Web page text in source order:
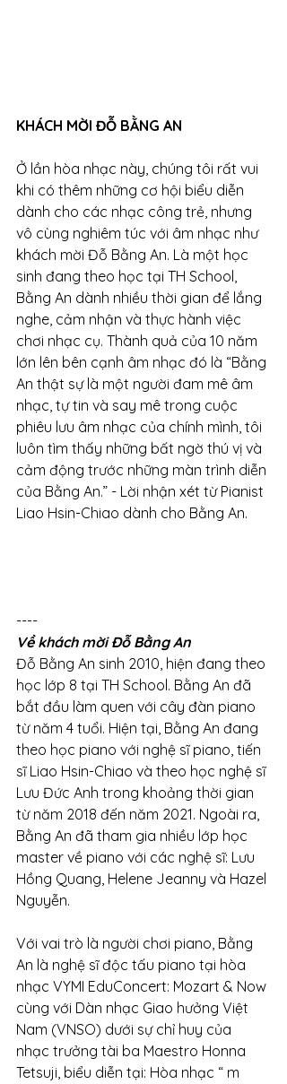
KHÁCH MỜI ĐỖ BẰNG AN
Ở lần hòa nhạc này, chúng tôi rất vui
khi có thêm những cơ hội biểu diễn
dành cho các nhạc công trẻ, nhưng
vô cùng nghiêm túc với âm nhạc như
khách mời Đỗ Bằng An. Là một học
sinh đang theo học tại TH School,
Bằng An dành nhiều thời gian để lắng
nghe, cảm nhận và thực hành việc
chơi nhạc cụ. Thành quả của 10 năm
lớn lên bên cạnh âm nhạc đó là “Bằng
An thật sự là một người đam mê âm
nhạc, tự tin và say mê trong cuộc
phiêu lưu âm nhạc của chính mình, tôi
luôn tìm thấy những bất ngờ thú vị và
cảm động trước những màn trình diễn
của Bằng An.” - Lời nhận xét từ Pianist
Liao Hsin-Chiao dành cho Bằng An.
----
Về khách mời Đỗ Bằng An
Đỗ Bằng An sinh 2010, hiện đang theo
học lớp 8 tại TH School. Bằng An đã
bắt đầu làm quen với cây đàn piano
từ năm 4 tuổi. Hiện tại, Bằng An đang
theo học piano với nghệ sĩ piano, tiến
sĩ Liao Hsin-Chiao và theo học nghệ sĩ
Lưu Đức Anh trong khoảng thời gian
từ năm 2018 đến năm 2021. Ngoài ra,
Bằng An đã tham gia nhiều lớp học
master về piano với các nghệ sĩ: Lưu
Hồng Quang, Helene Jeanny và Hazel
Nguyễn.
Với vai trò là người chơi piano, Bằng
An là nghệ sĩ độc tấu piano tại hòa
nhạc VYMI EduConcert: Mozart & Now
cùng với Dàn nhạc Giao hưởng Việt
Nam (VNSO) dưới sự chỉ huy của
nhạc trưởng tài ba Maestro Honna
Tetsuji, biểu diễn tại: Hòa nhạc “ m